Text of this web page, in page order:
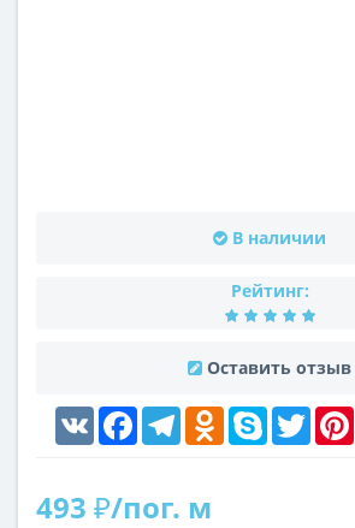
В наличии
Рейтинг:
Оставить отзыв
VK FacebookTelegramOdnoklassniki
Skype Twitter
493 ₽/пог. м